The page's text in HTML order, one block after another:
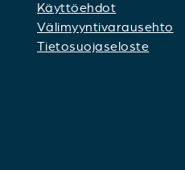
Käyttöehdot
Välimyyntivarausehto
Tietosuojaseloste